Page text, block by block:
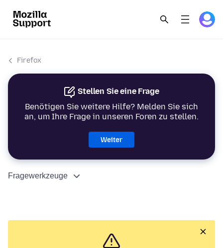
Firefox
Stellen Sie eine Frage
Benötigen Sie weitere Hilfe? Melden Sie sich
an, um Ihre Frage in unseren Foren zu stellen.
Weiter
Fragewerkzeuge